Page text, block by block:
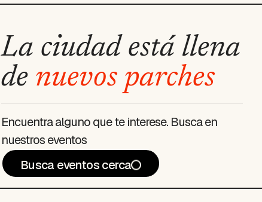
La ciudad está llena
de nuevos parches
Encuentra alguno que te interese. Busca en
nuestros eventos
Busca eventos cerca